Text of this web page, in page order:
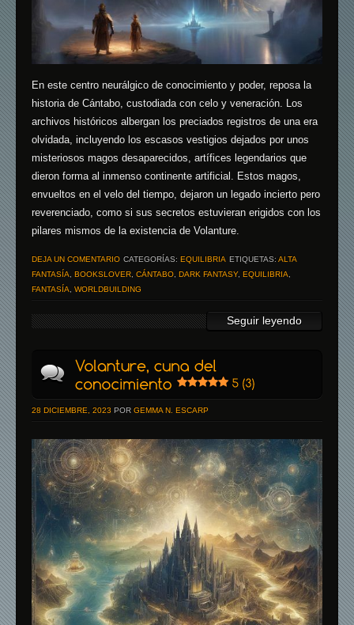
En este centro neurálgico de conocimiento y poder, reposa la
historia de Cántabo, custodiada con celo y veneración. Los
archivos históricos albergan los preciados registros de una era
olvidada, incluyendo los escasos vestigios dejados por unos
misteriosos magos desaparecidos, artífices legendarios que
dieron forma al inmenso continente artificial. Estos magos,
envueltos en el velo del tiempo, dejaron un legado incierto pero
reverenciado, como si sus secretos estuvieran erigidos con los
pilares mismos de la existencia de Volanture.
Seguir leyendo
DEJA UN COMENTARIO CATEGORÍAS: EQUILIBRIA ETIQUETAS: ALTA
FANTASÍA
BOOKSLOVER CÁNTABO DARK FANTASY, EQUILIBRIA
FANTASÍA
WORLDBUILDING
28 DICIEMBRE, 2023 POR GEMMA N. ESCARP